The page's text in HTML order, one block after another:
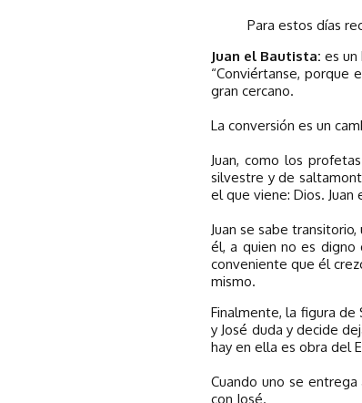
Para estos días
Juan el Bautista: es un
“Conviértanse, porque
gran cercano.
La conversión es un
Juan, como los
silvestre y de
el que viene: Dios. Juan
Juan se sabe
él, a quien no es digno
conveniente que él
mismo.
Finalmente, la figura de
y José duda y decide
hay en ella es obra del
Cuando uno se
con José.